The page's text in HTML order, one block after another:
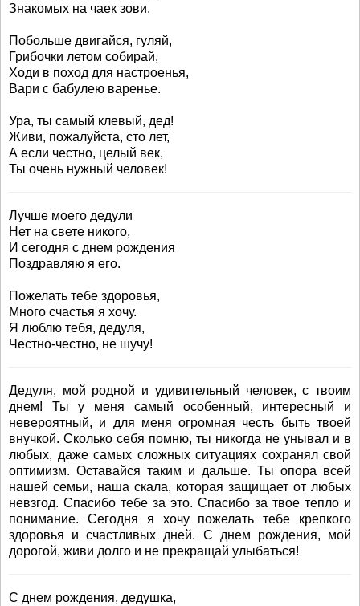
Знакомых на чаек зови.
Побольше двигайся, гуляй,
Грибочки летом собирай,
Ходи в поход для настроенья,
Вари с бабулею варенье.
Ура, ты самый клевый, дед!
Живи, пожалуйста, сто лет,
А если честно, целый век,
Ты очень нужный человек!
Лучше моего дедули
Нет на свете никого,
И сегодня с днем рождения
Поздравляю я его.
Пожелать тебе здоровья,
Много счастья я хочу.
Я люблю тебя, дедуля,
Честно-честно, не шучу!
Дедуля, мой родной и удивительный человек, с твоим
днем! Ты у меня самый особенный, интересный и
невероятный, и для меня огромная честь быть твоей
внучкой. Сколько себя помню, ты никогда не унывал и в
любых, даже самых сложных ситуациях сохранял свой
оптимизм. Оставайся таким и дальше. Ты опора всей
нашей семьи, наша скала, которая защищает от любых
невзгод. Спасибо тебе за это. Спасибо за твое тепло и
понимание. Сегодня я хочу пожелать тебе крепкого
здоровья и счастливых дней. С днем рождения, мой
дорогой, живи долго и не прекращай улыбаться!
С днем рождения, дедушка,